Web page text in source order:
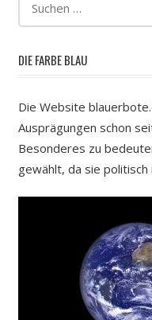
DIE FARBE BLAU
Die Website
Ausprägungen schon
Besonderes zu
gewählt, da sie politisch